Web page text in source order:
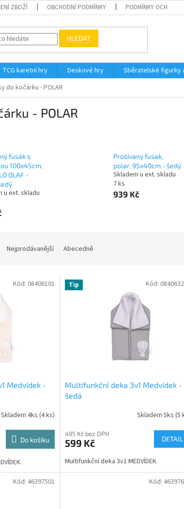
ZBOŽÍ OBCHODNÍ PODMÍNKY PODMÍNKY OCHRANY
HLEDAT
TCG karetní hry Deskové hry Sběratelské figurky
do kočárku - POLAR
- POLAR
fusák s
100x45cm,
OLAF -
u ext. skladu
Prošívaný fusak,
polar, 95x40cm - šedý
Skladem u ext. skladu
7 ks
939 Kč
Nejprodávanější Abecedně
Medvídek -
Skladem 4ks (4 ks)
Do košíku
Kód: 08406101 Tip
Multifunkční deka 3v1 Medvídek -
šedá
Skladem 5ks (5
495 Kč bez DPH
599 Kč DETAIL
Multifunkční deka 3v1 MEDVÍDEK.
Kód:
Kód: 46397501 Kód: